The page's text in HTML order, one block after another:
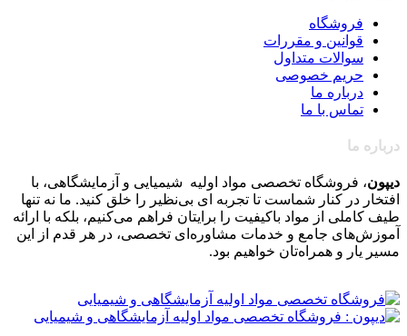
فروشگاه
قوانین و مقررات
سوالات متداول
حریم خصوصی
درباره ما
تماس با ما
درباره ما
دیپون، فروشگاه تخصصی مواد اولیه شیمیایی و آزمایشگاهی، با
افتخار در کنار شماست تا تجربه ای بی‌نظیر را خلق کنید. ما نه تنها
طیف کاملی از مواد باکیفیت را برایتان فراهم می‌کنیم، بلکه با ارائه
آموزش‌های جامع و خدمات مشاوره‌ای تخصصی، در هر قدم از این
مسیر یار و همراه‌تان خواهیم بود.